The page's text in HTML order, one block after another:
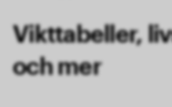
Vikttabeller,
och mer